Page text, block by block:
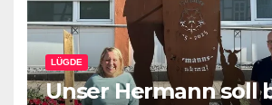
LÜGDE
Unser Hermann soll